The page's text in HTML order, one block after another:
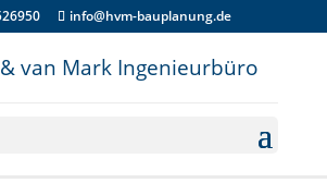
info@hvm-bauplanung.de